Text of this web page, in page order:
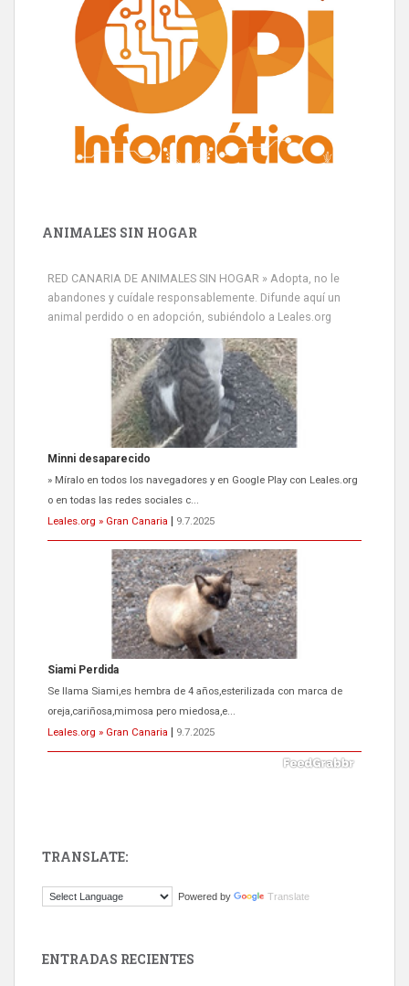
ANIMALES SIN HOGAR
RED CANARIA DE ANIMALES SIN HOGAR » Adopta, no le
abandones y cuídale responsablemente. Difunde aquí un
animal perdido o en adopción, subiéndolo a Leales.org
Siami Perdida
Se llama Siami,es hembra de 4 años,esterilizada con marca de
oreja,cariñosa,mimosa pero miedosa,e...
Leales.org » Gran Canaria | 9.7.2025
ADOPCIÓN URGENTE GATA TEROR GRAN CANARIA
El ayuntamiento se va a llevar a Los Gatos callejeros de la zona los
próximos días, ella incluida...
Leales.org » Gran Canaria | 9.7.2025
Este gato macho ha aparecido en la calle hace menos de un mes,
TRANSLATE:
Powered by Translate
ENTRADAS RECIENTES